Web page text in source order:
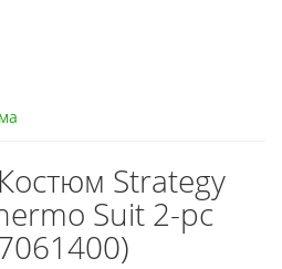
Strategy
Suit 2-pc